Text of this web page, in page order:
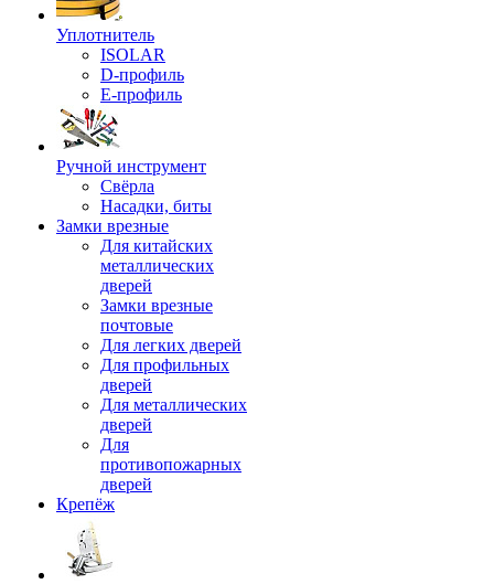
Уплотнитель
ISOLAR
D-профиль
Е-профиль
Ручной инструмент
Свёрла
Насадки, биты
Замки врезные
Для китайских
металлических
дверей
Замки врезные
почтовые
Для легких дверей
Для профильных
дверей
Для металлических
дверей
Для
противопожарных
дверей
Крепёж